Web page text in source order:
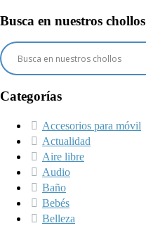
Busca en nuestros chollos
Categorías
Accesorios para móvil
Actualidad
Aire libre
Audio
Baño
Bebés
Belleza